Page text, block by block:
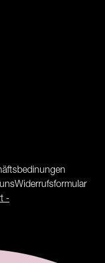
Widerrufsformular